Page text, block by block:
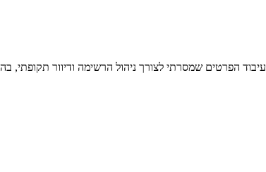
הפרטים שמסרתי לצורך ניהול הרשימה ודיוור תקופתי,